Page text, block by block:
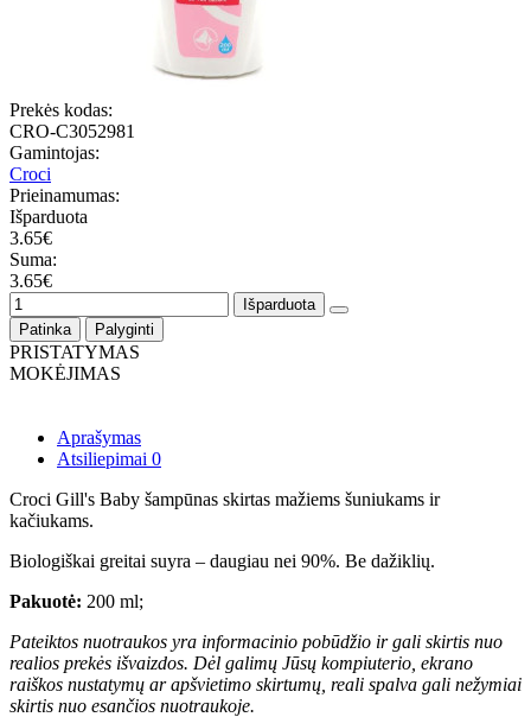
Prekės kodas:
CRO-C3052981
Gamintojas:
Croci
Prieinamumas:
Išparduota
3.65€
Suma:
3.65€
Išparduota
Patinka
Palyginti
PRISTATYMAS
MOKĖJIMAS
Aprašymas
Atsiliepimai 0
Croci Gill's Baby šampūnas skirtas mažiems šuniukams ir
kačiukams.
Biologiškai greitai suyra – daugiau nei 90%. Be dažiklių.
Pakuotė: 200 ml;
Pateiktos nuotraukos yra informacinio pobūdžio ir gali skirtis nuo
realios prekės išvaizdos. Dėl galimų Jūsų kompiuterio, ekrano
raiškos nustatymų ar apšvietimo skirtumų, reali spalva gali nežymiai
skirtis nuo esančios nuotraukoje.